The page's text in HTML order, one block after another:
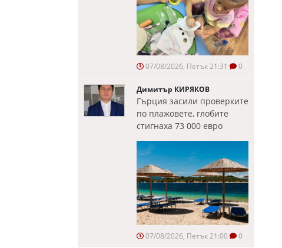
07/08/2026, Петък 21:31 0
Димитър КИРЯКОВ
Гърция засили проверките
по плажовете, глобите
стигнаха 73 000 евро
07/08/2026, Петък 21:00 0